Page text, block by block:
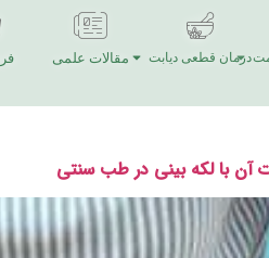
درمان قطعی دیابت مقالات علمی
آن با لکه بینی در طب سنتی